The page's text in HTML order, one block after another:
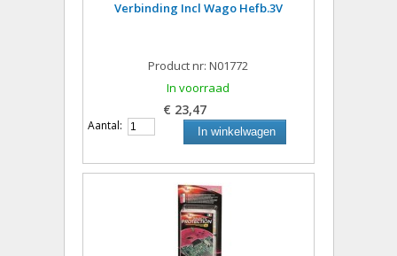
Verbinding Incl Wago Hefb.3V
Product nr: N01772
In voorraad
€ 23,47
Aantal: In winkelwagen